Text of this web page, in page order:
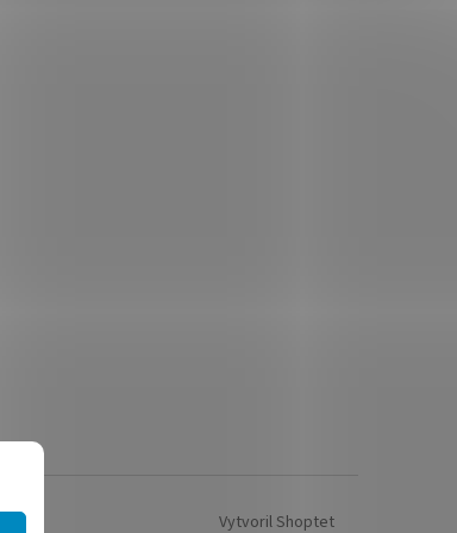
Vytvoril Shoptet